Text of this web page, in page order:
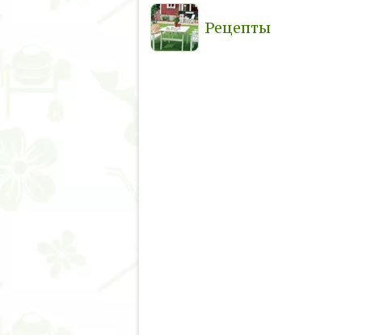
Рецепты